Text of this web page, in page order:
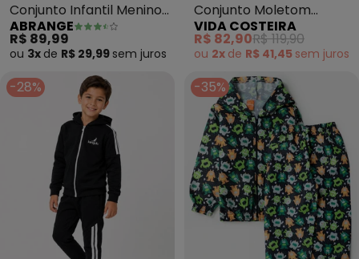
Conjunto Infantil Menino
em Moletom (Preto)
ABRANGE
R$ 89,99
ou 3x de R$ 29,99 sem juros
Conjunto Moletom
Infantil Camuflado
(Preto)
VIDA COSTEIRA
R$ 82,90R$ 119,90
ou 2x de R$ 41,45 sem juros
-28% -35%